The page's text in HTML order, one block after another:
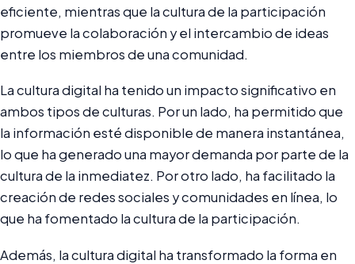
eficiente, mientras que la cultura de la participación
promueve la colaboración y el intercambio de ideas
entre los miembros de una comunidad.
La cultura digital ha tenido un impacto significativo en
ambos tipos de culturas. Por un lado, ha permitido que
la información esté disponible de manera instantánea,
lo que ha generado una mayor demanda por parte de la
cultura de la inmediatez. Por otro lado, ha facilitado la
creación de redes sociales y comunidades en línea, lo
que ha fomentado la cultura de la participación.
Además, la cultura digital ha transformado la forma en